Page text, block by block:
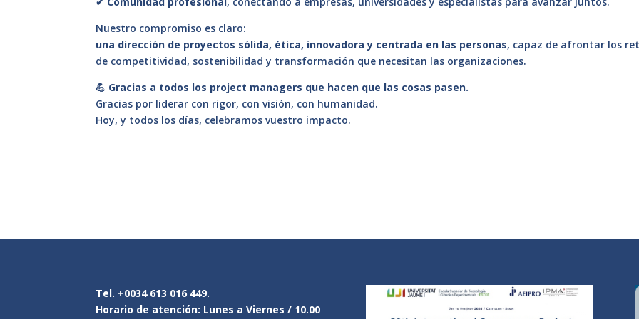
Nuestro compromiso es claro:
una dirección de proyectos sólida, ética, innovadora y centrada en las personas, capaz de afrontar los
de competitividad, sostenibilidad y transformación que necesitan las organizaciones.
💪 Gracias a todos los project managers que hacen que las cosas pasen.
Gracias por liderar con rigor, con visión, con humanidad.
Hoy, y todos los días, celebramos vuestro impacto.
Tel. +0034 613 016 449.
Horario de atención: Lunes a Viernes / 10.00